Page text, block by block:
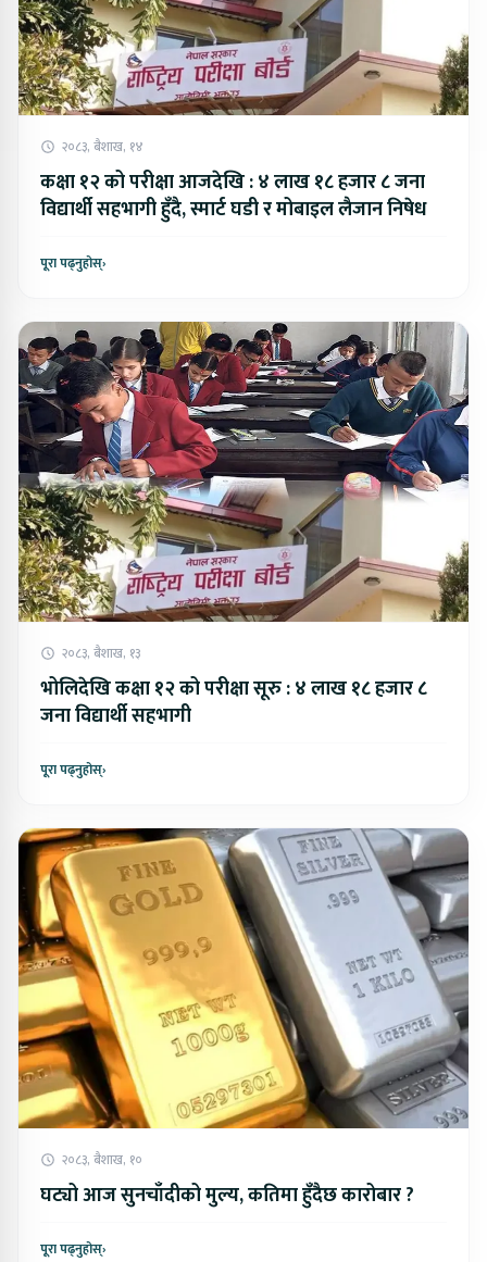
२०८३, बैशाख, १४
कक्षा १२ को परीक्षा आजदेखि : ४ लाख १८ हजार ८ जना
विद्यार्थी सहभागी हुँदै, स्मार्ट घडी र मोबाइल लैजान निषेध
पूरा पढ्नुहोस्›
२०८३, बैशाख, १३
भोलिदेखि कक्षा १२ को परीक्षा सूरु : ४ लाख १८ हजार ८
जना विद्यार्थी सहभागी
पूरा पढ्नुहोस्›
२०८३, बैशाख, १०
घट्यो आज सुनचाँदीको मुल्य, कतिमा हुँदैछ कारोबार ?
पूरा पढ्नुहोस्›